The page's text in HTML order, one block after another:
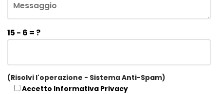
15 - 6 = ?
(Risolvi l'operazione - Sistema Anti-Spam)
Accetto Informativa Privacy